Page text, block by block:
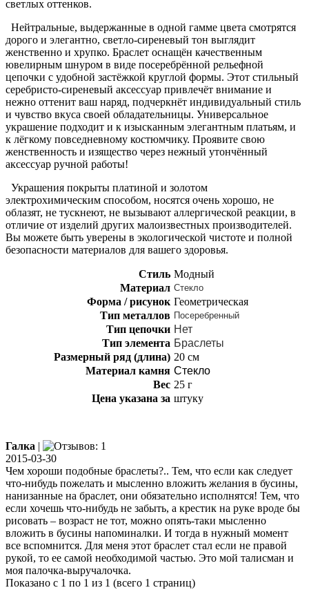
светлых оттенков.
Нейтральные, выдержанные в одной гамме цвета смотрятся
дорого и элегантно, светло-сиреневый тон выглядит
женственно и хрупко. Браслет оснащён качественным
ювелирным шнуром в виде посеребрённой рельефной
цепочки с удобной застёжкой круглой формы. Этот стильный
серебристо-сиреневый аксессуар привлечёт внимание и
нежно оттенит ваш наряд, подчеркнёт индивидуальный стиль
и чувство вкуса своей обладательницы. Универсальное
украшение подходит и к изысканным элегантным платьям, и
к лёгкому повседневному костюмчику. Проявите свою
женственность и изящество через нежный утончённый
аксессуар ручной работы!
Украшения покрыты платиной и золотом
электрохимическим способом, носятся очень хорошо, не
облазят, не тускнеют, не вызывают аллергической реакции, в
отличие от изделий других малоизвестных производителей.
Вы можете быть уверены в экологической чистоте и полной
безопасности материалов для вашего здоровья.
Стиль Модный
Материал Стекло
Форма / рисунок Геометрическая
Тип металлов Посеребренный
Тип цепочки Нет
Тип элемента Браслеты
Размерный ряд (длина) 20 см
Материал камня Стекло
Вес 25 г
Цена указана за штуку
Галка |
2015-03-30
Чем хороши подобные браслеты?.. Тем, что если как следует
что-нибудь пожелать и мысленно вложить желания в бусины,
нанизанные на браслет, они обязательно исполнятся! Тем, что
если хочешь что-нибудь не забыть, а крестик на руке вроде бы
рисовать – возраст не тот, можно опять-таки мысленно
вложить в бусины напоминалки. И тогда в нужный момент
все вспомнится. Для меня этот браслет стал если не правой
рукой, то ее самой необходимой частью. Это мой талисман и
моя палочка-выручалочка.
Показано с 1 по 1 из 1 (всего 1 страниц)